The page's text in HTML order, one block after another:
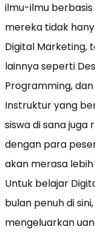
ilmu-ilmu berbasis
mereka tidak
Digital Marketing,
lainnya seperti
Programming,
Instruktur yang
siswa di sana
dengan para
akan merasa
Untuk belajar
bulan penuh di
mengeluarkan